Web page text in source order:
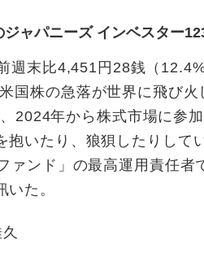
ャパニーズ インベスター
週末比4,451円28銭（
国株の急落が世界に飛び
2024年から株式市場に参
抱いたり、狼狽したりし
ァンド」の最高運用責任
た。